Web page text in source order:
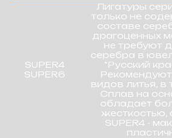
SUPER4
SUPER6
Лигатуры
только не
составе
драгоценных
не требуют
серебра в
"Русский
видов литья, в
Сплав на
обладает
жесткостью,
SUPER4 -
СПЛАВЫ ДЛЯ БИЖУТЕРИИ